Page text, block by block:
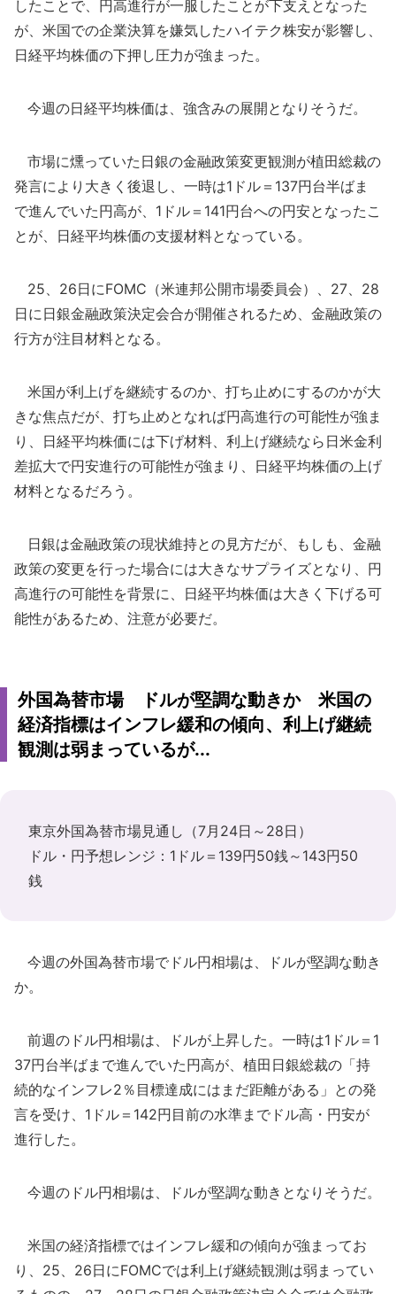
したことで、円高進行が一服したことが下支えとなった
が、米国での企業決算を嫌気したハイテク株安が影響し、
日経平均株価の下押し圧力が強まった。
今週の日経平均株価は、強含みの展開となりそうだ。
市場に燻っていた日銀の金融政策変更観測が植田総裁の
発言により大きく後退し、一時は1ドル＝137円台半ばま
で進んでいた円高が、1ドル＝141円台への円安となったこ
とが、日経平均株価の支援材料となっている。
25、26日にFOMC（米連邦公開市場委員会）、27、28
日に日銀金融政策決定会合が開催されるため、金融政策の
行方が注目材料となる。
米国が利上げを継続するのか、打ち止めにするのかが大
きな焦点だが、打ち止めとなれば円高進行の可能性が強ま
り、日経平均株価には下げ材料、利上げ継続なら日米金利
差拡大で円安進行の可能性が強まり、日経平均株価の上げ
材料となるだろう。
日銀は金融政策の現状維持との見方だが、もしも、金融
政策の変更を行った場合には大きなサプライズとなり、円
高進行の可能性を背景に、日経平均株価は大きく下げる可
能性があるため、注意が必要だ。
外国為替市場 ドルが堅調な動きか 米国の
経済指標はインフレ緩和の傾向、利上げ継続
観測は弱まっているが...
東京外国為替市場見通し（7月24日～28日）
ドル・円予想レンジ：1ドル＝139円50銭～143円50
銭
今週の外国為替市場でドル円相場は、ドルが堅調な動き
か。
前週のドル円相場は、ドルが上昇した。一時は1ドル＝1
37円台半ばまで進んでいた円高が、植田日銀総裁の「持
続的なインフレ2％目標達成にはまだ距離がある」との発
言を受け、1ドル＝142円目前の水準までドル高・円安が
進行した。
今週のドル円相場は、ドルが堅調な動きとなりそうだ。
米国の経済指標ではインフレ緩和の傾向が強まってお
り、25、26日にFOMCでは利上げ継続観測は弱まってい